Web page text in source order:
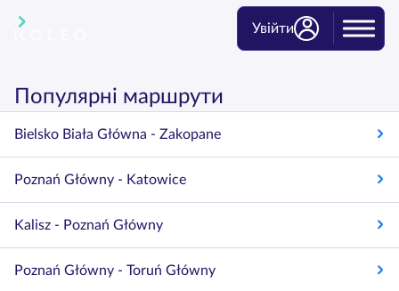
Увійти
Популярні маршрути
Bielsko Biała Główna - Zakopane
Poznań Główny - Katowice
Kalisz - Poznań Główny
Poznań Główny - Toruń Główny